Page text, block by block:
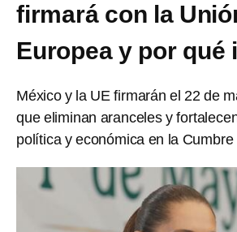
firmará con la
Europea y por qué
México y la UE firmarán el 22 de
que eliminan aranceles y
política y económica en la Cumbre